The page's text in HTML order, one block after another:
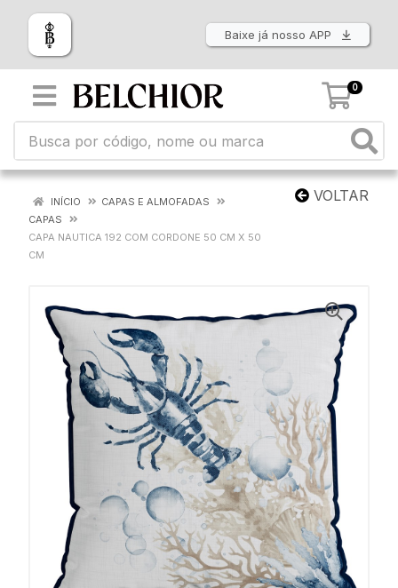
Baixe já nosso APP
0
VOLTAR
INÍCIO
CAPAS E ALMOFADAS
CAPAS
CAPA NAUTICA 192 COM CORDONE 50 CM X 50
CM